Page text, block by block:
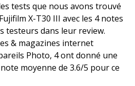
tests que nous avons trouvé
X-T30 III avec les 4 notes
testeurs dans leur review.
& magazines internet
Photo, 4 ont donné une
moyenne de 3.6/5 pour ce